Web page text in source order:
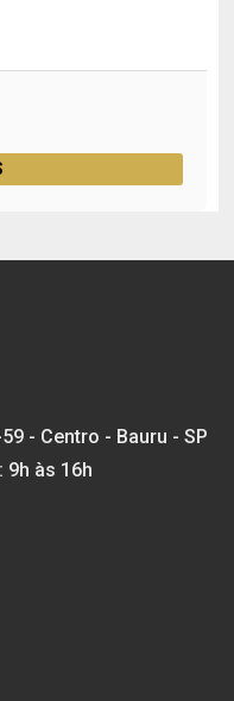
- Centro - Bauru - SP
9h às 16h